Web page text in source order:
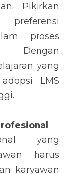
Pikirkan
proses
Dengan
yang
LMS
yang
harus
karyawan